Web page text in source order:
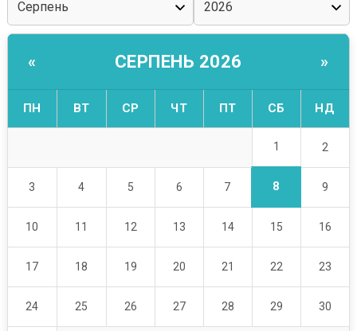
« СЕРПЕНЬ 2026 »
ПН ВТ СР ЧТ ПТ СБ НД
1 2
3 4 5 6 7 8 9
10 11 12 13 14 15 16
17 18 19 20 21 22 23
24 25 26 27 28 29 30